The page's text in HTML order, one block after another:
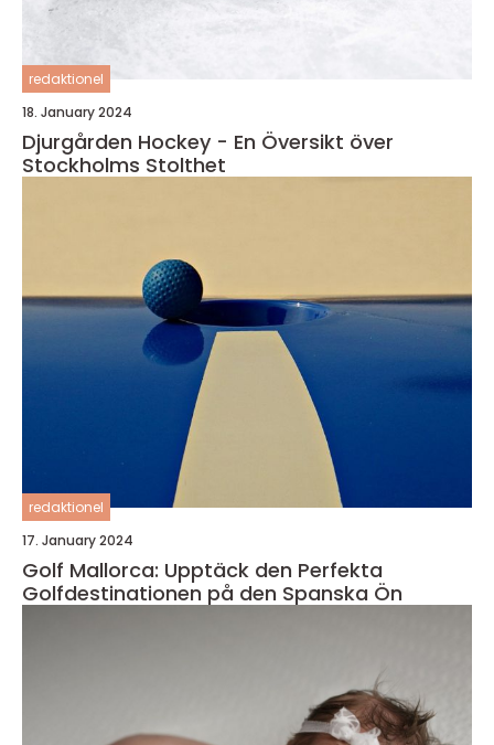
redaktionel
18. January 2024
Djurgården Hockey - En Översikt över
Stockholms Stolthet
redaktionel
17. January 2024
Golf Mallorca: Upptäck den Perfekta
Golfdestinationen på den Spanska Ön